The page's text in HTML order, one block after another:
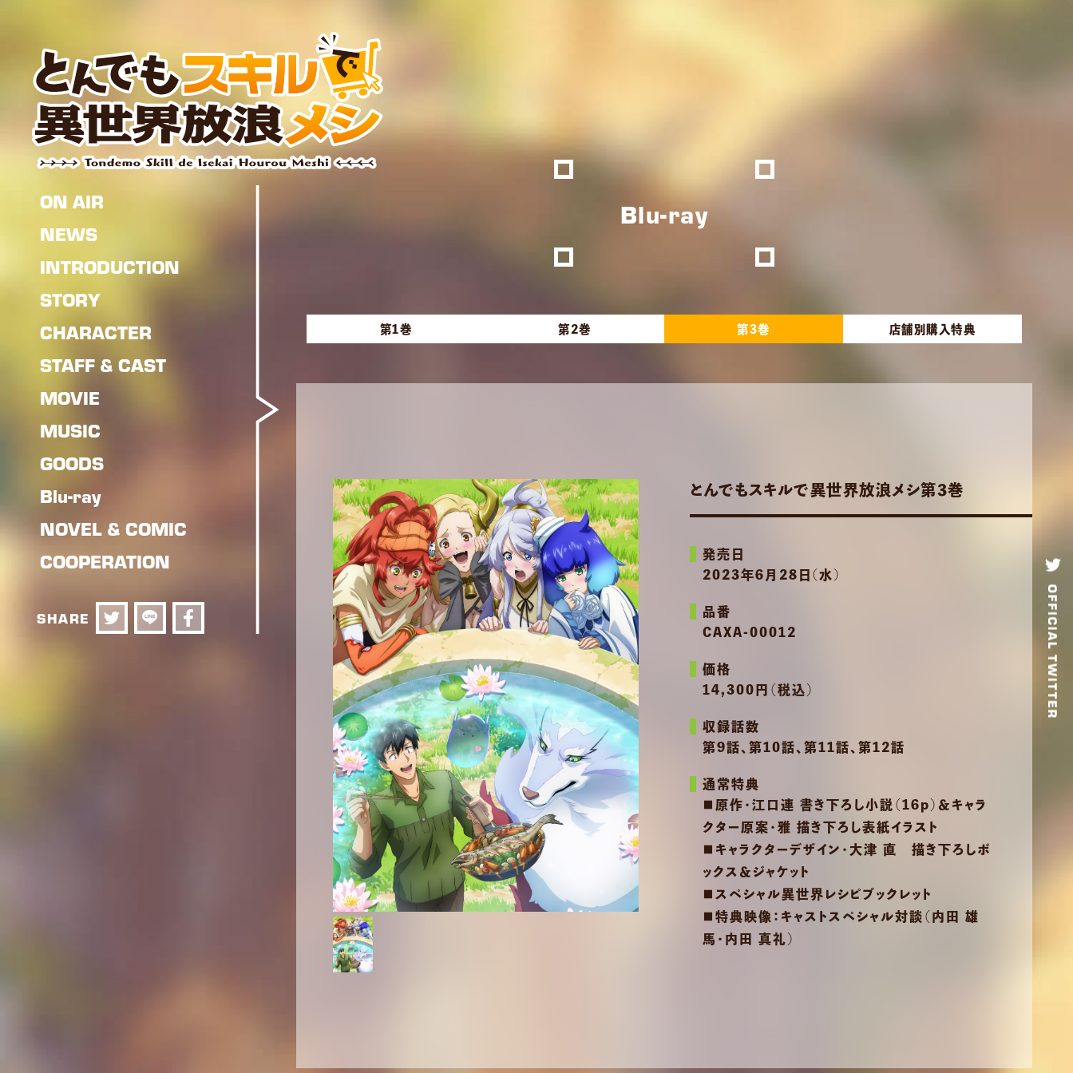
ON AIR
NEWS
INTRODUCTION
STORY
CHARACTER
STAFF & CAST
MOVIE
MUSIC
GOODS
Blu-ray
NOVEL & COMIC
COOPERATION
SHARE
Blu-ray
第1巻 第2巻 第3巻 店舗別購入特典
とんでもスキルで異世界放浪メシ第3巻
発売日
2023年6月28日(水)
品番
CAXA-00012
価格
14,300円（税込）
収録話数
第9話、第10話、第11話、第12話
通常特典
■原作・江口連 書き下ろし小説（16p）＆キャラ
クター原案・雅 描き下ろし表紙イラスト
■キャラクターデザイン・大津 直 描き下ろしボ
ックス＆ジャケット
■スペシャル異世界レシピブックレット
■特典映像：キャストスペシャル対談（内田 雄
馬・内田 真礼）